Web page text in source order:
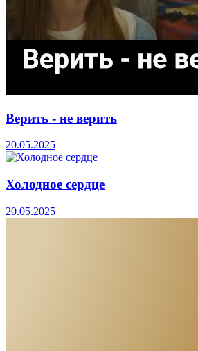
Верить - не верить
20.05.2025
Холодное сердце
20.05.2025